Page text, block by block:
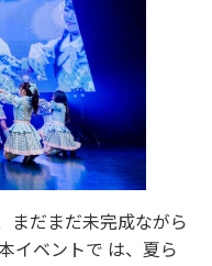
まだまだ未完成ながら
イベントで は、夏ら